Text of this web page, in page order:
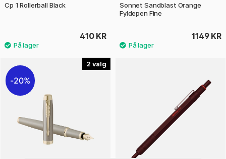
Cp 1 Rollerball Black
410 KR
Sonnet Sandblast Orange
Fyldepen Fine
1149 KR
2
20%